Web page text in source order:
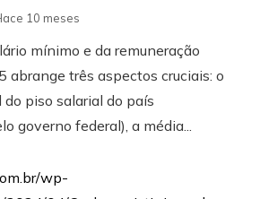
10 meses
mínimo e da remuneração
abrange três aspectos cruciais: o
piso salarial do país
governo federal), a média...